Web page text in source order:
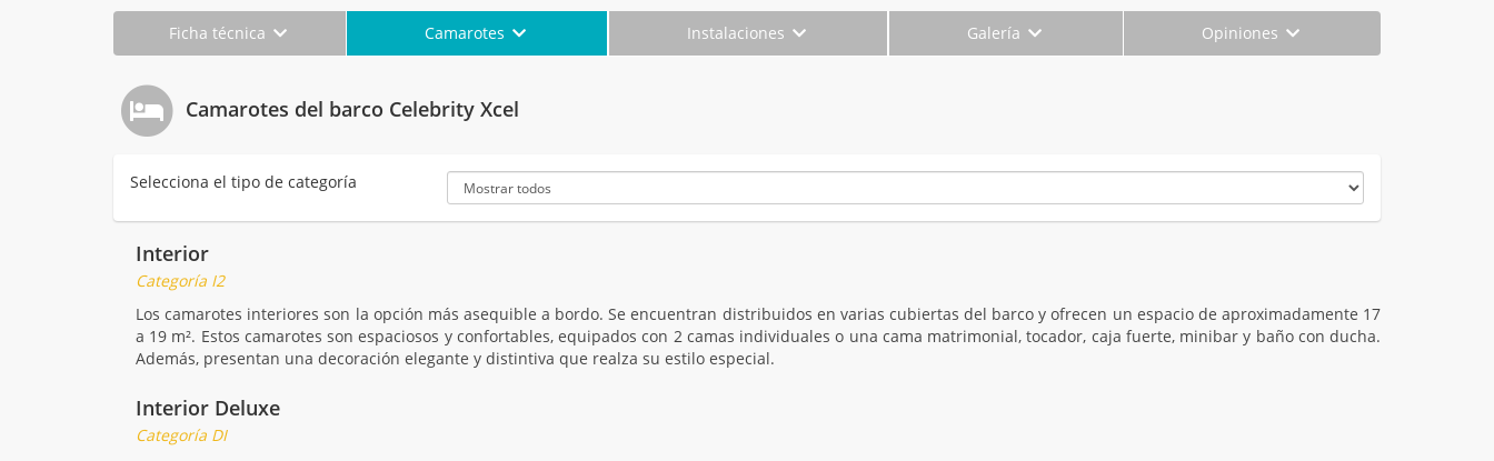
Ficha técnica Camarotes Instalaciones Galería Opiniones
Camarotes del barco Celebrity Xcel
Selecciona el tipo de categoría
Interior
Categoría I2
Los camarotes interiores son la opción más asequible a bordo. Se encuentran distribuidos en varias cubiertas del barco y ofrecen un espacio de aproximadamente 17
a 19 m². Estos camarotes son espaciosos y confortables, equipados con 2 camas individuales o una cama matrimonial, tocador, caja fuerte, minibar y baño con ducha.
Además, presentan una decoración elegante y distintiva que realza su estilo especial.
Interior Deluxe
Categoría DI